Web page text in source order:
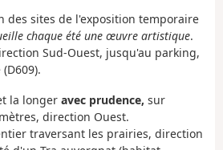
des sites de l'exposition temporaire
chaque été une œuvre artistique.
Sud-Ouest, jusqu'au parking,
la longer avec prudence, sur
direction Ouest.
traversant les prairies, direction